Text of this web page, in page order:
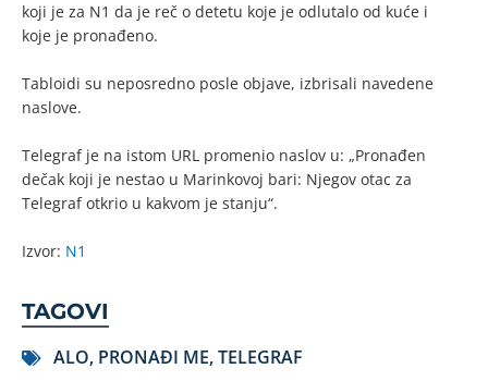
koji je za N1 da je reč o detetu koje je odlutalo od kuće i
koje je pronađeno.
Tabloidi su neposredno posle objave, izbrisali navedene
naslove.
Telegraf je na istom URL promenio naslov u: „Pronađen
dečak koji je nestao u Marinkovoj bari: Njegov otac za
Telegraf otkrio u kakvom je stanju“.
Izvor: N1
TAGOVI
ALO, PRONAĐI ME,TELEGRAF